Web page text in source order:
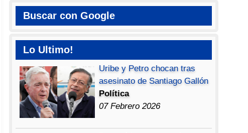
Buscar con Google
Lo Ultimo!
Uribe y Petro chocan tras
asesinato de Santiago Gallón
Política
07 Febrero 2026